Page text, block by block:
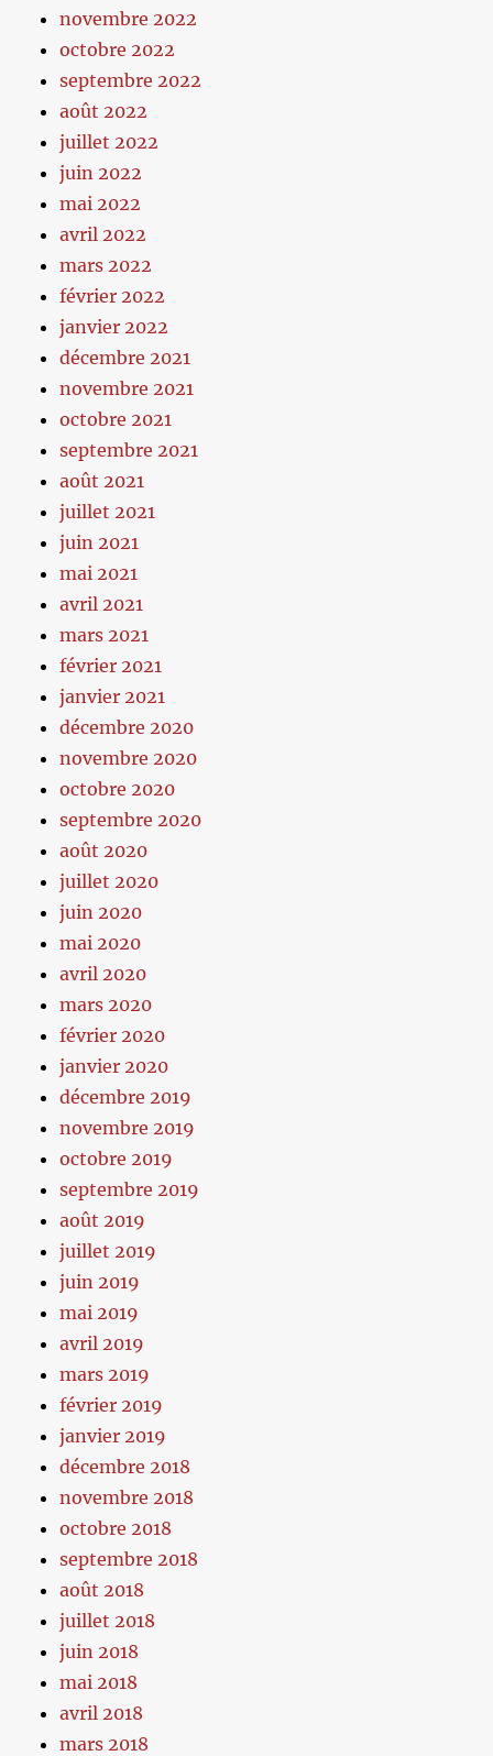
novembre 2022
octobre 2022
septembre 2022
août 2022
juillet 2022
juin 2022
mai 2022
avril 2022
mars 2022
février 2022
janvier 2022
décembre 2021
novembre 2021
octobre 2021
septembre 2021
août 2021
juillet 2021
juin 2021
mai 2021
avril 2021
mars 2021
février 2021
janvier 2021
décembre 2020
novembre 2020
octobre 2020
septembre 2020
août 2020
juillet 2020
juin 2020
mai 2020
avril 2020
mars 2020
février 2020
janvier 2020
décembre 2019
novembre 2019
octobre 2019
septembre 2019
août 2019
juillet 2019
juin 2019
mai 2019
avril 2019
mars 2019
février 2019
janvier 2019
décembre 2018
novembre 2018
octobre 2018
septembre 2018
août 2018
juillet 2018
juin 2018
mai 2018
avril 2018
mars 2018